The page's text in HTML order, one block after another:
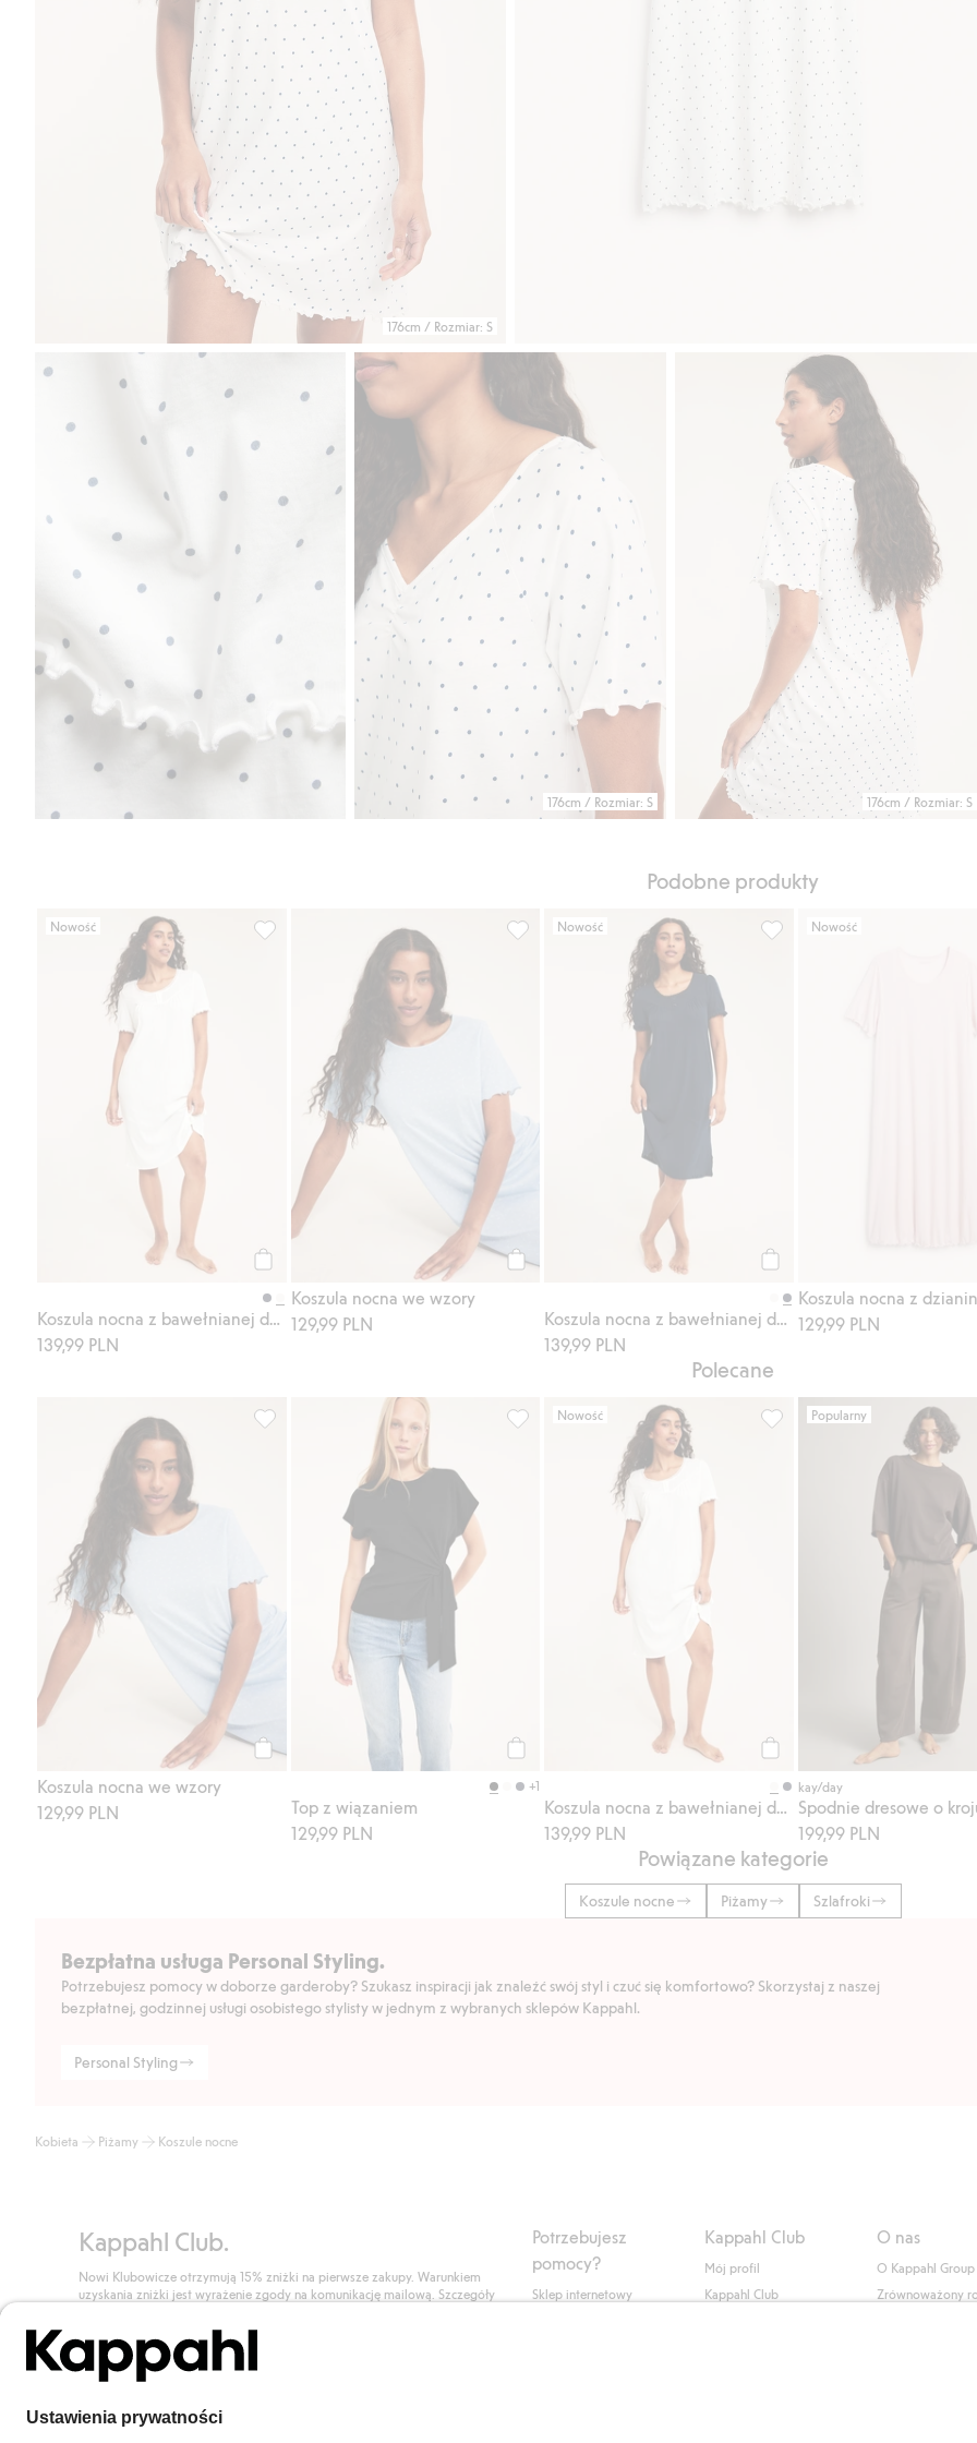
176cm / Rozmiar: S
176cm / Rozmiar: S 176cm / Rozmiar: S
Klubowiczu darmowa dostawa od 150 zł Kup
Podobne produkty
Nowość
Koszula nocna z bawełnianej dzianiny
139,99 PLN
Koszula nocna z bawełnianej dzianiny, Dodaj do listy ulubione
Koszula nocna we wzory
129,99 PLN
Koszula nocna we wzory, Dodaj do listy ulubione
Nowość
Koszula nocna z bawełnianej dzianiny
139,99 PLN
Koszula nocna z
Nowość
129,99 PLN
Polecane
Koszula nocna we wzory
129,99 PLN
Koszula nocna we wzory, Dodaj do listy ulubione
+1
Top z wiązaniem
129,99 PLN
Top z wiązaniem, Dodaj do listy ulubione
Nowość
Koszula nocna z bawełnianej dzianiny
139,99 PLN
Koszula nocna z
Popularny
kay/day
Spodnie dresowe o
199,99 PLN
Powiązane kategorie
Koszule nocne Piżamy Szlafroki
Bezpłatna usługa Personal Styling.
Potrzebujesz pomocy w doborze garderoby? Szukasz inspiracji jak znaleźć swój styl i czuć się komfortowo? Skorzystaj z naszej
bezpłatnej, godzinnej usługi osobistego stylisty w jednym z wybranych sklepów Kappahl.
Personal Styling
Kobieta Piżamy Koszule nocne
Kappahl Club.
Nowi Klubowicze otrzymują 15% zniżki na pierwsze zakupy. Warunkiem
uzyskania zniżki jest wyrażenie zgody na komunikację mailową. Szczegóły
Dołącz do Klubu!
Potrzebujesz
pomocy?
Sklep internetowy
Kappahl Club
Mój profil
Kappahl Club
O nas
O Kappahl Group
Zrównoważony